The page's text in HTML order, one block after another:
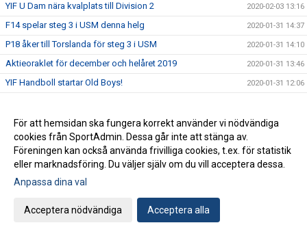
YIF U Dam nära kvalplats till Division 2 2020-02-03 13:16
F14 spelar steg 3 i USM denna helg 2020-01-31 14:37
P18 åker till Torslanda för steg 3 i USM 2020-01-31 14:10
Aktieoraklet för december och helåret 2019 2020-01-31 13:46
YIF Handboll startar Old Boys! 2020-01-31 12:06
Vinst med 39-27 över Kolstad 2020-01-26 11:19
F16 åker till Göteborg för steg 3 i USM 2020-01-23 09:23
P16 vidare till steg 4! 2020-01-20 08:37
Häng med till Malmö för att heja fram Sverige!
Landslaget spelar mellanrundan i Malmö
P16 åker till Eslöv för steg 3 i USM
För att hemsidan ska fungera korrekt använder vi nödvändiga
cookies från SportAdmin. Dessa går inte att stänga av.
Föreningen kan också använda frivilliga cookies, t.ex. för statistik
eller marknadsföring. Du väljer själv om du vill acceptera dessa.
Anpassa dina val
Acceptera nödvändiga Acceptera alla